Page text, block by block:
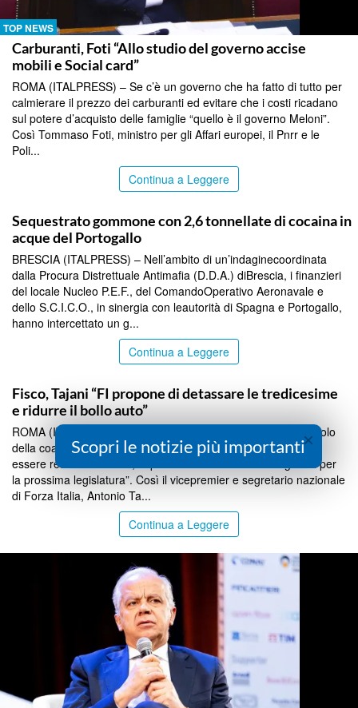
TOP NEWS
Carburanti, Foti “Allo studio del governo accise
mobili e Social card”
ROMA (ITALPRESS) – Se c’è un governo che ha fatto di tutto per
calmierare il prezzo dei carburanti ed evitare che i costi ricadano
sul potere d’acquisto delle famiglie “quello è il governo Meloni”.
Così Tommaso Foti, ministro per gli Affari europei, il Pnrr e le
Poli...
Continua a Leggere
Sequestrato gommone con 2,6 tonnellate di cocaina in
acque del Portogallo
BRESCIA (ITALPRESS) – Nell’ambito di un’indaginecoordinata
dalla Procura Distrettuale Antimafia (D.D.A.) diBrescia, i finanzieri
del locale Nucleo P.E.F., del ComandoOperativo Aeronavale e
dello S.C.I.C.O., in sinergia con leautorità di Spagna e Portogallo,
hanno intercettato un g...
Continua a Leggere
Fisco, Tajani “FI propone di detassare le tredicesime
e ridurre il bollo auto”
ROMA (ITALPRESS) – “Stiamo lavorando per mettere sul tavolo
della coalizione una serie di proposte che in parte possono
essere realizzate subito, in parte sono da mettere in agenda per
la prossima legislatura”. Così il vicepremier e segretario nazionale
di Forza Italia, Antonio Ta...
Continua a Leggere
×
Scopri le notizie più importanti